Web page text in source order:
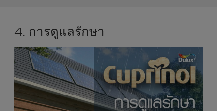
4. การดูแลรักษา